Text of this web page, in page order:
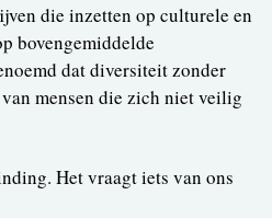
die inzetten op culturele en
bovengemiddelde
dat diversiteit zonder
mensen die zich niet veilig
Het vraagt iets van ons